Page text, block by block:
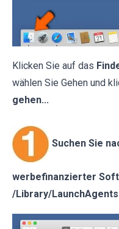
Klicken Sie auf das
wählen Sie Gehen und
gehen...
Suchen Sie
werbefinanzierter
/Library/